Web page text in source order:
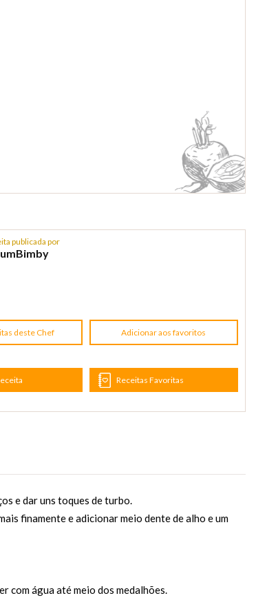
publicada por
deste Chef Adicionar aos favoritos
Receitas Favoritas
e dar uns toques de turbo.
finamente e adicionar meio dente de alho e um
com água até meio dos medalhões.